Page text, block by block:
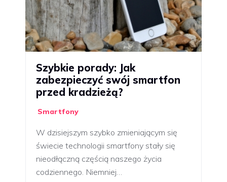
Szybkie porady: Jak
zabezpieczyć swój smartfon
przed kradzieżą?
Smartfony
W dzisiejszym szybko zmieniającym się
świecie technologii smartfony stały się
nieodłączną częścią naszego życia
codziennego. Niemniej…